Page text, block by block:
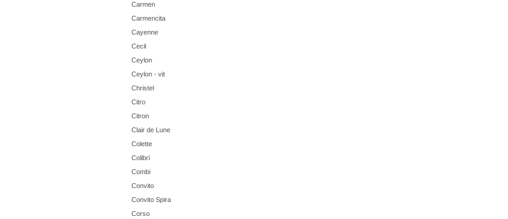
Carmen
Carmencita
Cayenne
Cecil
Ceylon
Ceylon - vit
Christel
Citro
Citron
Clair de Lune
Colette
Colibri
Combi
Convito
Convito Spira
Corso